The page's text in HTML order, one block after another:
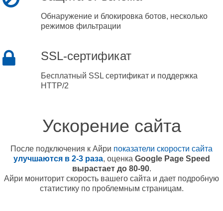
Обнаружение и блокировка ботов, несколько
режимов фильтрации
SSL-сертификат
Бесплатный SSL сертификат и поддержка
HTTP/2
Ускорение сайта
После подключения к Айри показатели скорости сайта
улучшаются в 2-3 раза, оценка Google Page Speed
вырастает до 80-90.
Айри мониторит скорость вашего сайта и дает подробную
статистику по проблемным страницам.